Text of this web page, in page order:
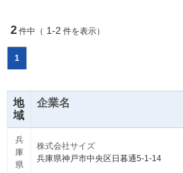
2 件中（ 1-2 件を表示）
1
地
域
企業名
兵
庫
県
株式会社サイズ
兵庫県神戸市中央区日暮通5-1-14